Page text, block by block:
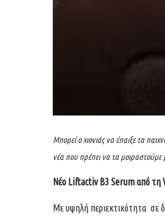
Μπορεί ο χιονιάς να έπαιξε τα
νέα που πρέπει να τα
Νέο Liftactiv B3 Serum από τη
Με υψηλή περιεκτικότητα σε